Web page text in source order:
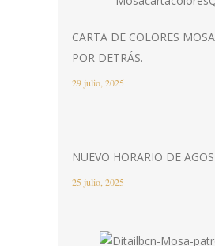
CARTA DE COLORES
POR DETRÁS.
29 julio, 2025
NUEVO HORARIO DE
25 julio, 2025